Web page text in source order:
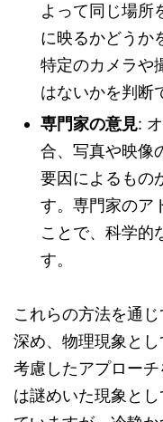
よって同じ場所
に映るかどうか
特定のカメラや
はないかを判断
専門家の意見:
合、写真や映像
要因によるもの
す。専門家のア
ことで、科学的
す。
これらの方法を通
深め、物理現象と
考慮したアプローチ
は謎めいた現象とし